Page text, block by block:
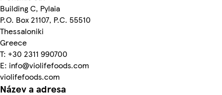
Building C, Pylaia
P.O. Box 21107, P.C. 55510
Thessaloniki
Greece
T: +30 2311 990700
E: info@violifefoods.com
violifefoods.com
Název a adresa